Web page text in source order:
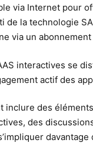
via Internet pour
de la technologie
via un
interactives se
actif des
inclure des
des